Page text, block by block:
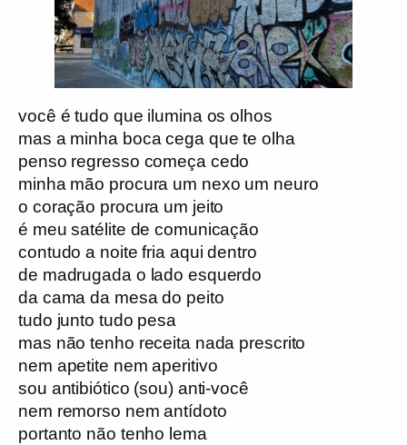
você é tudo que ilumina os olhos
mas a minha boca cega que te olha
penso regresso começa cedo
minha mão procura um nexo um neuro
o coração procura um jeito
é meu satélite de comunicação
contudo a noite fria aqui dentro
de madrugada o lado esquerdo
da cama da mesa do peito
tudo junto tudo pesa
mas não tenho receita nada prescrito
nem apetite nem aperitivo
sou antibiótico (sou) anti-você
nem remorso nem antídoto
portanto não tenho lema